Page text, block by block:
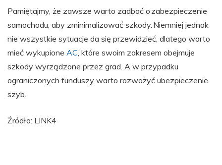
Pamiętajmy, że zawsze warto zadbać o zabezpieczenie
samochodu, aby zminimalizować szkody. Niemniej jednak
nie wszystkie sytuacje da się przewidzieć, dlatego warto
mieć wykupione AC , które swoim zakresem obejmuje
szkody wyrządzone przez grad. A w przypadku
ograniczonych funduszy warto rozważyć ubezpieczenie
szyb.
Źródło: LINK4